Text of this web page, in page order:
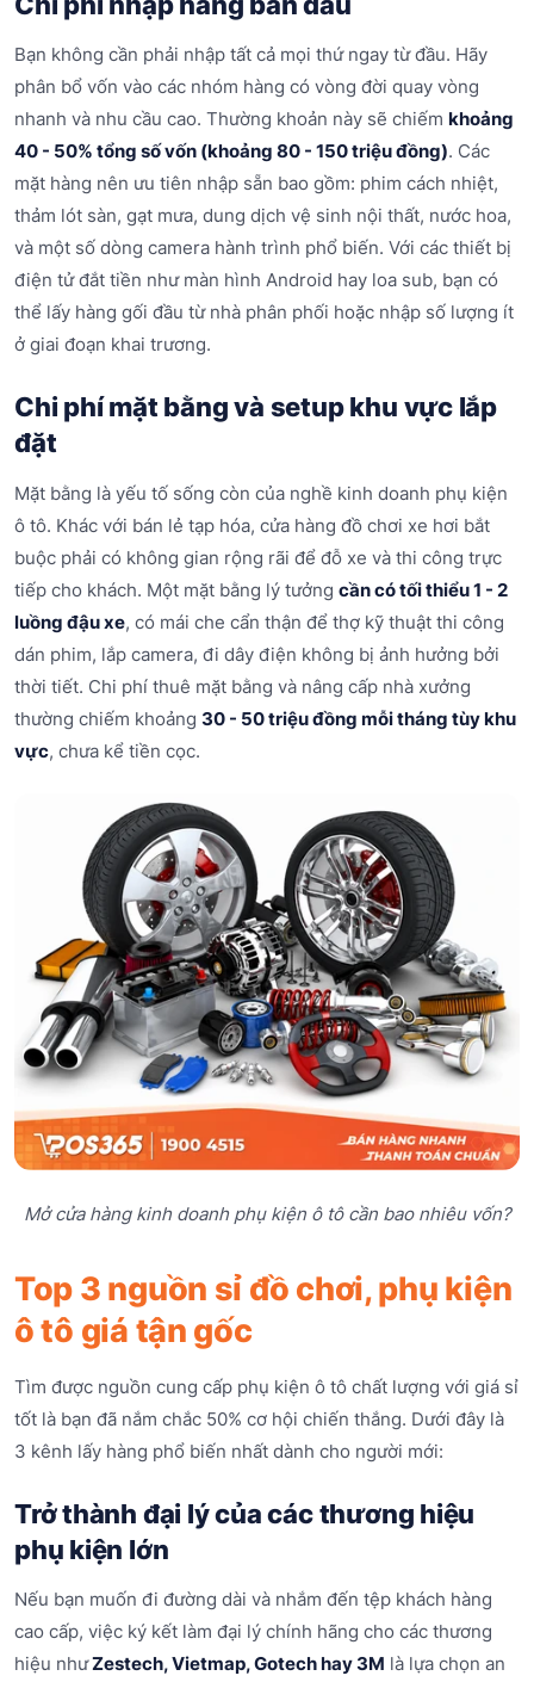
Bạn không cần phải nhập tất cả mọi thứ ngay từ đầu. Hãy
phân bổ vốn vào các nhóm hàng có vòng đời quay vòng
nhanh và nhu cầu cao. Thường khoản này sẽ chiếm khoảng
40 - 50% tổng số vốn (khoảng 80 - 150 triệu đồng). Các
mặt hàng nên ưu tiên nhập sẵn bao gồm: phim cách nhiệt,
thảm lót sàn, gạt mưa, dung dịch vệ sinh nội thất, nước hoa,
và một số dòng camera hành trình phổ biến. Với các thiết bị
điện tử đắt tiền như màn hình Android hay loa sub, bạn có
thể lấy hàng gối đầu từ nhà phân phối hoặc nhập số lượng ít
ở giai đoạn khai trương.
Chi phí mặt bằng và setup khu vực lắp
đặt
Mặt bằng là yếu tố sống còn của nghề kinh doanh phụ kiện
ô tô. Khác với bán lẻ tạp hóa, cửa hàng đồ chơi xe hơi bắt
buộc phải có không gian rộng rãi để đỗ xe và thi công trực
tiếp cho khách. Một mặt bằng lý tưởng cần có tối thiểu 1 - 2
luồng đậu xe, có mái che cẩn thận để thợ kỹ thuật thi công
dán phim, lắp camera, đi dây điện không bị ảnh hưởng bởi
thời tiết. Chi phí thuê mặt bằng và nâng cấp nhà xưởng
thường chiếm khoảng 30 - 50 triệu đồng mỗi tháng tùy khu
vực, chưa kể tiền cọc.
Mở cửa hàng kinh doanh phụ kiện ô tô cần bao nhiêu vốn?
Top 3 nguồn sỉ đồ chơi, phụ kiện
ô tô giá tận gốc
Tìm được nguồn cung cấp phụ kiện ô tô chất lượng với giá sỉ
tốt là bạn đã nắm chắc 50% cơ hội chiến thắng. Dưới đây là
3 kênh lấy hàng phổ biến nhất dành cho người mới:
Trở thành đại lý của các thương hiệu
phụ kiện lớn
Nếu bạn muốn đi đường dài và nhắm đến tệp khách hàng
cao cấp, việc ký kết làm đại lý chính hãng cho các thương
hiệu nhưZestech, Vietmap, Gotech hay 3M là lựa chọn an